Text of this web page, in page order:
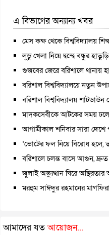
এ বিভাগের অন্যান্য খবর
মেস কক্ষ থেকে বিশ্ববিদ্যালয়
লুডু খেলা নিয়ে দ্বন্দ্বে বন্ধুর
গুজবের জেরে বরিশালে থানায়
বরিশাল বিশ্ববিদ্যালয়ে নতুন
বরিশাল বিশ্ববিদ্যালয় শাটডাউন
মাদকসেবীকে আটকের সময়
আগামীকাল শনিবার সারা
‘ভোটের ফল নিয়ে বিরোধ হলে,
বরিশালে চলন্ত বাসে আগুন, দ্রুত
জুলাই অভ্যুত্থান ঘিরে
মরহুম সাঈদুর রহমানের
আমাদের যতআয়োজন...